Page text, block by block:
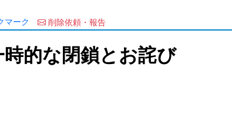
マーク 削除依頼・報告